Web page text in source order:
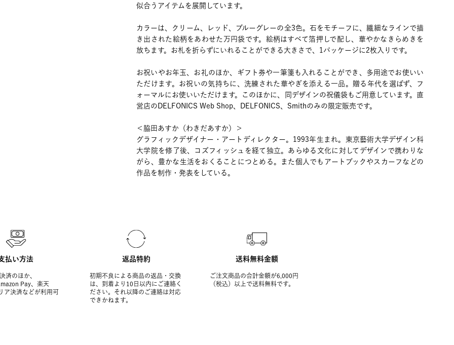
似合うアイテムを展開しています。
カラーは、クリーム、レッド、ブルーグレーの全3色。石をモチーフに、繊細なラインで描
き出された絵柄をあわせた万円袋です。絵柄はすべて箔押しで配し、華やかなきらめきを
放ちます。お札を折らずにいれることができる大きさで、1パッケージに2枚入りです。
お祝いやお年玉、お礼のほか、ギフト券や一筆箋も入れることができ、多用途でお使いい
ただけます。お祝いの気持ちに、洗練された華やぎを添える一品。贈る年代を選ばず、フ
ォーマルにお使いいただけます。このほかに、同デザインの祝儀袋もご用意しています。直
営店のDELFONICS Web Shop、DELFONICS、Smithのみの限定販売です。
＜脇田あすか（わきだあすか）＞
グラフィックデザイナー・アートディレクター。1993年生まれ。東京藝術大学デザイン科
大学院を修了後、コズフィッシュを経て独立。あらゆる文化に対してデザインで携わりな
がら、豊かな生活をおくることにつとめる。また個人でもアートブックやスカーフなどの
作品を制作・発表をしている。
払い方法
済のほか、
Pay、楽天
ア決済などが利用可
返品特約
初期不良による商品の返品・交換
は、到着より10日以内にご連絡く
ださい。それ以降のご連絡は対応
できかねます。
送料無料金額
ご注文商品の合計金額が6,000円
（税込）以上で送料無料です。